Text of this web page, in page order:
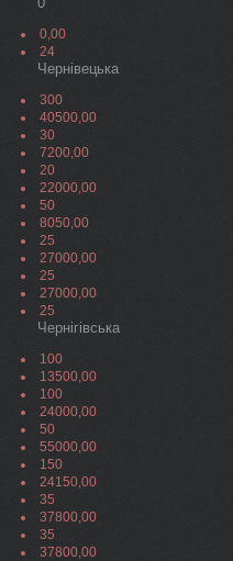
0,00
24
Чернівецька
300
40500,00
30
7200,00
20
22000,00
50
8050,00
25
27000,00
25
27000,00
25
Чернігівська
100
13500,00
100
24000,00
50
55000,00
150
24150,00
35
37800,00
35
37800,00